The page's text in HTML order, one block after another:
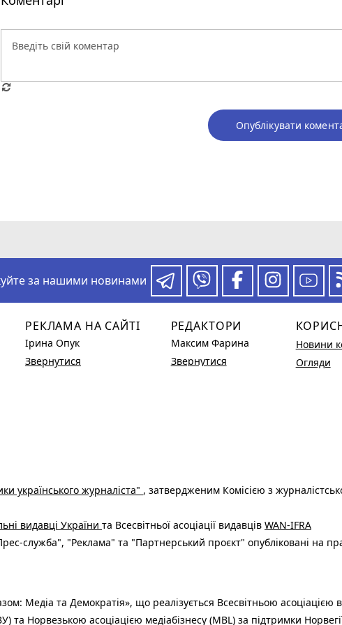
Опублікувати
за нашими новинами
РЕКЛАМА НА САЙТІ
Ірина Опук
Звернутися
РЕДАКТОРИ
Максим Фарина
Звернутися
Новини
Огляди
українського журналіста" , затвердженим Комісією з
видавці України та Всесвітньої асоціації видавців WAN-IFRA
служба", "Реклама" та "Партнерський проєкт" опубліковані на
Медіа та Демократія», що реалізується Всесвітньою асоціацією
та Норвезькою асоціацією медіабізнесу (MBL) за підтримки